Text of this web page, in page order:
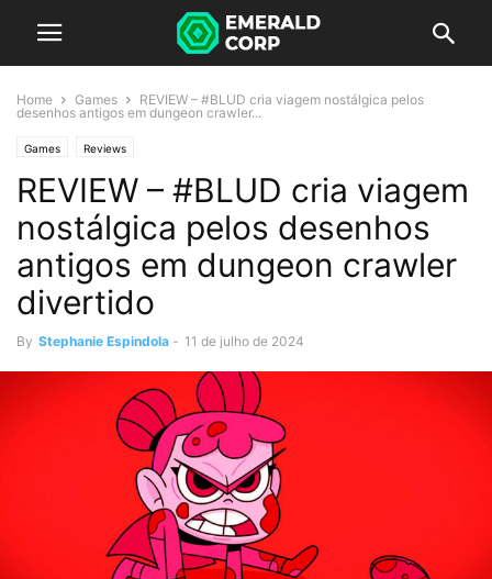
Home Games
REVIEW – #BLUD cria viagem nostálgica pelos
desenhos antigos em dungeon crawler...
Games Reviews
REVIEW – #BLUD cria viagem
nostálgica pelos desenhos
antigos em dungeon crawler
divertido
By Stephanie Espindola - 11 de julho de 2024